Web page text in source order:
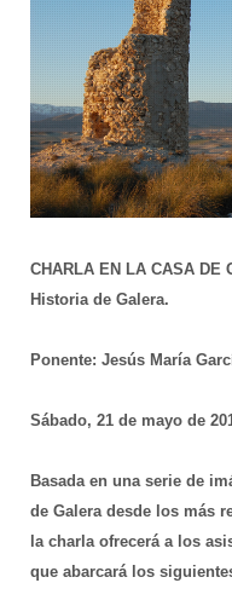
CHARLA EN LA CASA DE
Historia de Galera.
Ponente: Jesús María
Sábado, 21 de mayo de
Basada en una serie de
de Galera desde los más
la charla ofrecerá a los
que abarcará los